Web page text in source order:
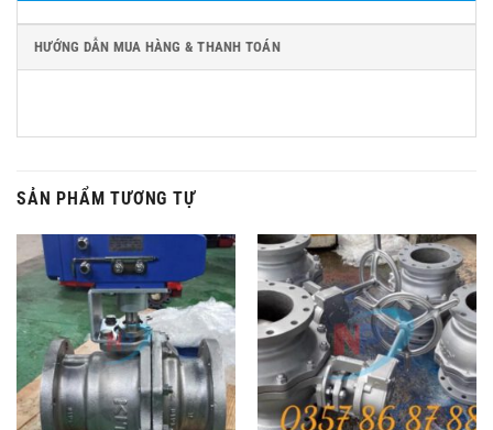
HƯỚNG DẪN MUA HÀNG & THANH TOÁN
SẢN PHẨM TƯƠNG TỰ